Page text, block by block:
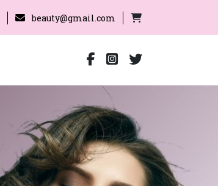
beauty@gmail.com